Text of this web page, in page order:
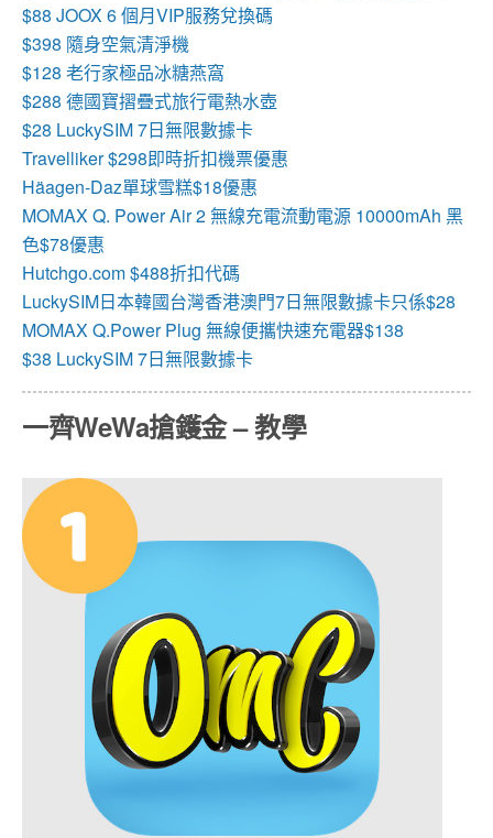
$88 JOOX 6 個月VIP服務兌換碼
$398 隨身空氣清淨機
$128 老行家極品冰糖燕窩
$288 德國寶摺疊式旅行電熱水壺
$28 LuckySIM 7日無限數據卡
Travelliker $298即時折扣機票優惠
Häagen-Daz單球雪糕$18優惠
MOMAX Q. Power Air 2 無線充電流動電源 10000mAh 黑
色$78優惠
Hutchgo.com $488折扣代碼
LuckySIM日本韓國台灣香港澳門7日無限數據卡只係$28
MOMAX Q.Power Plug 無線便攜快速充電器$138
$38 LuckySIM 7日無限數據卡
一齊WeWa搶鑊金 – 教學